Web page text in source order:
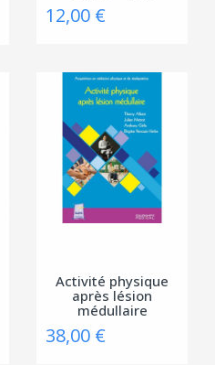
12,00 €
Activité physique
après lésion
médullaire
38,00 €